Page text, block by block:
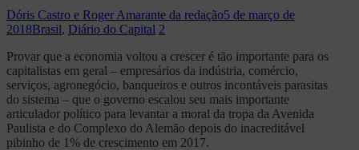
Dóris Castro e Roger Amarante da redação5 de março de
2018Brasil, Diário do Capital 2
Provar que a economia voltou a crescer é tão importante para os
capitalistas em geral – empresários da indústria, comércio,
serviços, agronegócio, banqueiros e outros incontáveis parasitas
do sistema – que o governo escalou seu mais importante
articulador político para levantar a moral da tropa da Avenida
Paulista e do Complexo do Alemão depois do inacreditável
pibinho de 1% de crescimento em 2017.